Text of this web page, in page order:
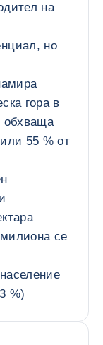
на
но
гора в
обхваща
55 % от
се
%)